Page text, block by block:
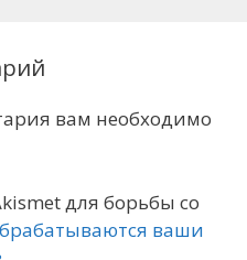
вам необходимо
для борьбы со
ваши